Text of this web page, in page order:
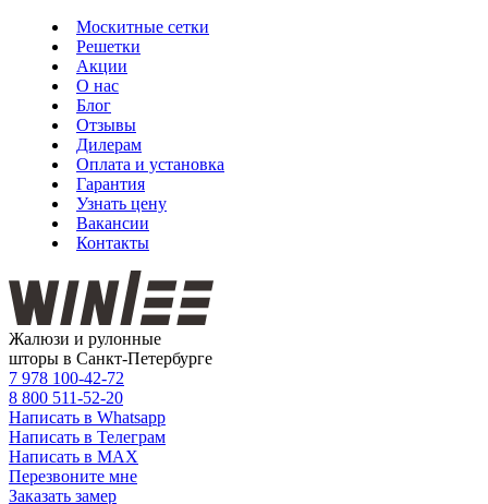
Москитные сетки
Решетки
Акции
О нас
Блог
Отзывы
Дилерам
Оплата и установка
Гарантия
Узнать цену
Вакансии
Контакты
Жалюзи и рулонные
шторы в Санкт-Петербурге
7 978 100-42-72
8 800 511-52-20
Написать в Whatsapp
Написать в Телеграм
Написать в MAX
Перезвоните мне
Заказать замер